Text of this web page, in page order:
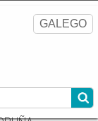
GALEGO